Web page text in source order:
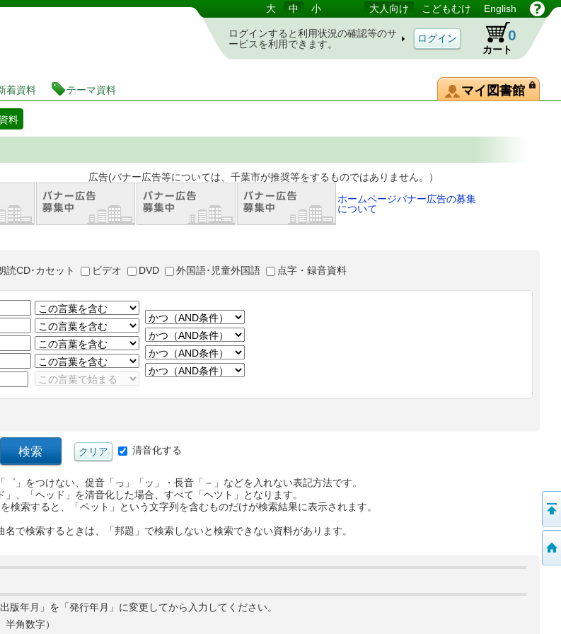
索・予約システム 大 中 小 大人向け こどもむけ English
ログインすると利用状況の確認等のサ
ービスを利用できます。
カート
0
着資料 テーマ資料 マイ図書館
料
広告等については、千葉市が推奨等をするものではありません。）
ホームページバナー広告の募集
について
読CD･カセット ビデオ DVD 外国語･児童外国語 点字・録音資料
清音化する
」をつけない、促音「っ」「ッ」・長音「－」などを入れない表記方法です。
、「ヘッド」を清音化した場合、すべて「ヘツト」となります。
検索すると、「ペット」という文字列を含むものだけが検索結果に表示されます。
で検索するときは、「邦題」で検索しないと検索できない資料があります。
年月」を「発行年月」に変更してから入力してください。
角数字）